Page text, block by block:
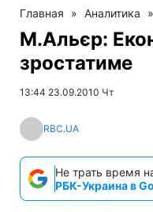
Главная » Аналитика »
М.Альєр:
зростатиме
13:44 23.09.2010 Чт
RBC.UA
Не трать время
РБК-Украина в